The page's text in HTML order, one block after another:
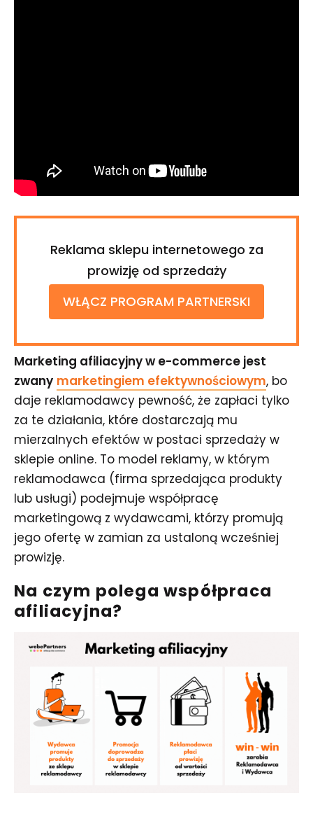
Reklama sklepu internetowego za
prowizję od sprzedaży
WŁĄCZ PROGRAM PARTNERSKI
Marketing afiliacyjny w e-commerce jest
zwany marketingiem efektywnościowym, bo
daje reklamodawcy pewność, że zapłaci tylko
za te działania, które dostarczają mu
mierzalnych efektów w postaci sprzedaży w
sklepie online. To model reklamy, w którym
reklamodawca (firma sprzedająca produkty
lub usługi) podejmuje współpracę
marketingową z wydawcami, którzy promują
jego ofertę w zamian za ustaloną wcześniej
prowizję.
Na czym polega współpraca
afiliacyjna?